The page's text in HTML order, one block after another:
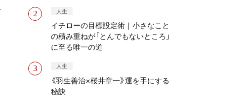
人生
イチローの目標設定術｜小さなこと
の積み重ねが「とんでもないところ」
に至る唯一の道
人生
《羽生善治×桜井章一》運を手にする
秘訣